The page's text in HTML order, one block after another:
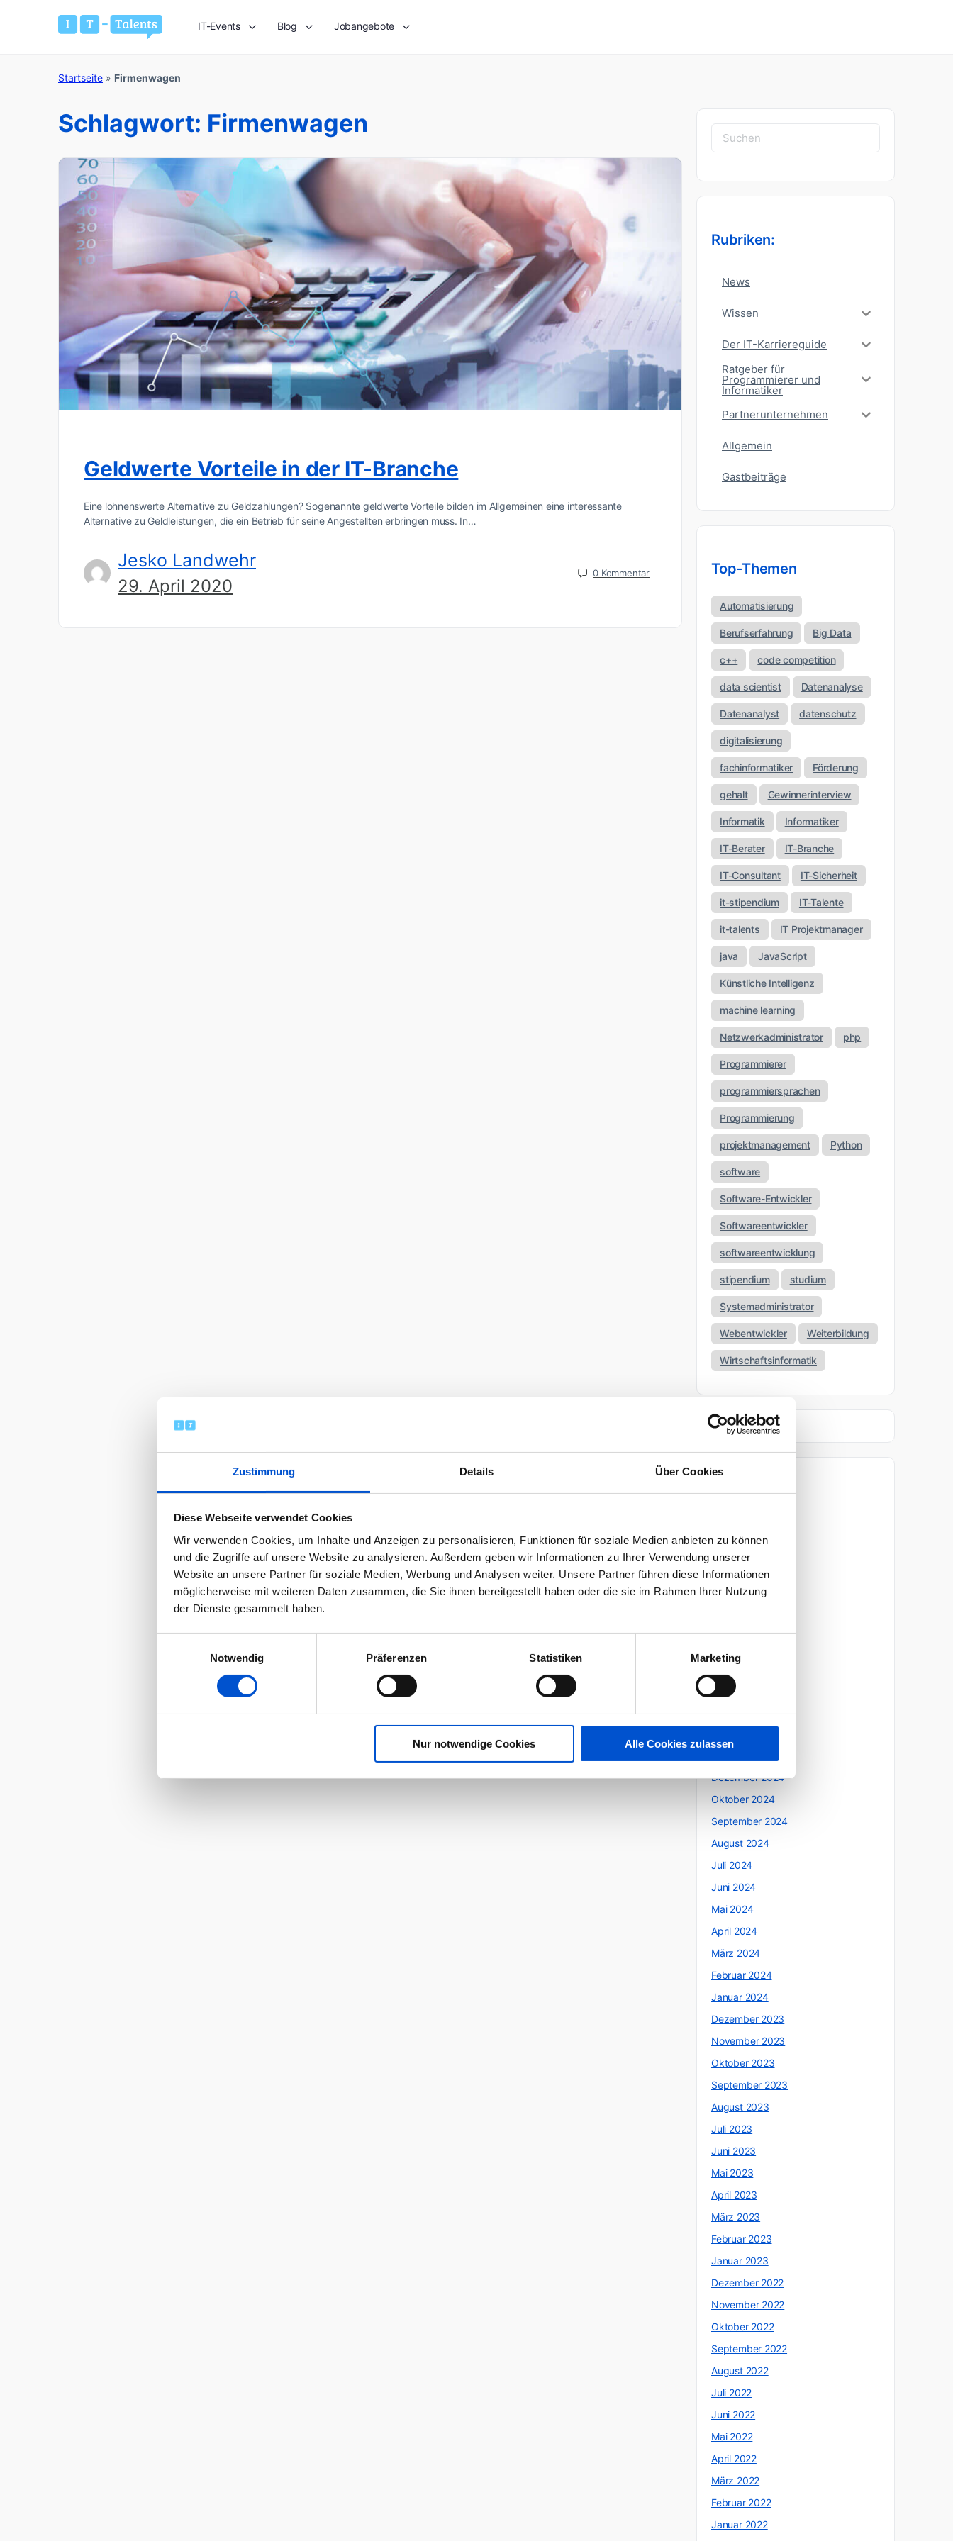
Zustimmung Details Über Cookies
Diese Webseite verwendet Cookies
Wir verwenden Cookies, um Inhalte und Anzeigen zu personalisieren, Funktionen für soziale Medien anbieten zu können
und die Zugriffe auf unsere Website zu analysieren. Außerdem geben wir Informationen zu Ihrer Verwendung unserer
Website an unsere Partner für soziale Medien, Werbung und Analysen weiter. Unsere Partner führen diese Informationen
möglicherweise mit weiteren Daten zusammen, die Sie ihnen bereitgestellt haben oder die sie im Rahmen Ihrer Nutzung
der Dienste gesammelt haben.
Notwendig
Präferenzen Statistiken Marketing
Nur notwendige Cookies Alle Cookies zulassen
IT-Events Blog Jobangebote
Startseite » Firmenwagen
Schlagwort: Firmenwagen
Geldwerte Vorteile in der IT-Branche
Eine lohnenswerte Alternative zu Geldzahlungen? Sogenannte geldwerte Vorteile bilden im Allgemeinen eine interessante
Alternative zu Geldleistungen, die ein Betrieb für seine Angestellten erbringen muss. In…
Jesko Landwehr
29. April 2020
0 Kommentar
Suchen
nach:
Rubriken:
News
Wissen
Der IT-Karriereguide
Ratgeber für
Programmierer und
Informatiker
Partnerunternehmen
Allgemein
Gastbeiträge
Top-Themen
Automatisierung
Berufserfahrung Big Data
c++ code competition
data scientist Datenanalyse
Datenanalyst datenschutz
digitalisierung
fachinformatiker Förderung
gehalt Gewinnerinterview
Informatik Informatiker
IT-Berater IT-Branche
IT-Consultant IT-Sicherheit
it-stipendium IT-Talente
it-talents IT Projektmanager
java JavaScript
Künstliche Intelligenz
machine learning
Netzwerkadministrator php
Programmierer
programmiersprachen
Programmierung
projektmanagement Python
software
Software-Entwickler
Softwareentwickler
softwareentwicklung
stipendium studium
Systemadministrator
Webentwickler Weiterbildung
Wirtschaftsinformatik
April 2026
März 2026
November 2025
Oktober 2025
Mai 2025
April 2025
März 2025
Dezember 2024
Oktober 2024
September 2024
August 2024
Juli 2024
Juni 2024
Mai 2024
April 2024
März 2024
Februar 2024
Januar 2024
Dezember 2023
November 2023
Oktober 2023
September 2023
August 2023
Juli 2023
Juni 2023
Mai 2023
April 2023
März 2023
Februar 2023
Januar 2023
Dezember 2022
November 2022
Oktober 2022
September 2022
August 2022
Juli 2022
Juni 2022
Mai 2022
April 2022
März 2022
Februar 2022
Januar 2022